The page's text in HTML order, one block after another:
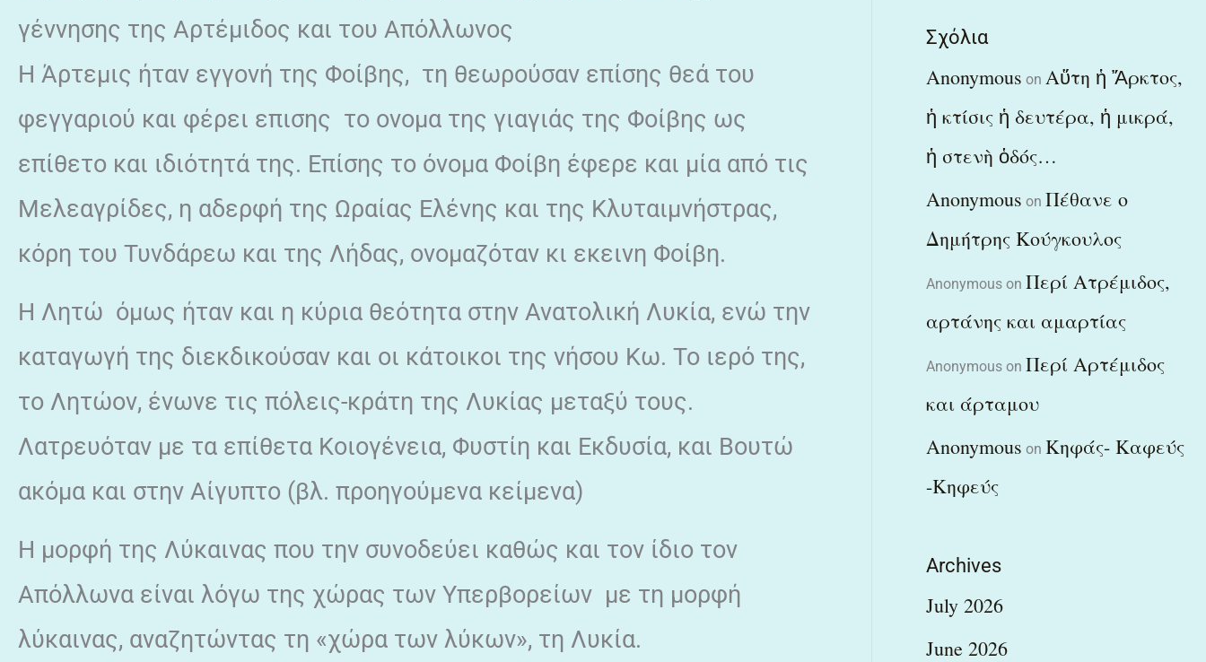
γέννησης της Αρτέμιδος και του Απόλλωνος
Η Άρτεμις ήταν εγγονή της Φοίβης, τη θεωρούσαν επίσης θεά του
φεγγαριού και φέρει επισης το ονομα της γιαγιάς της Φοίβης ως
επίθετο και ιδιότητά της. Επίσης το όνομα Φοίβη έφερε και μία από τις
Μελεαγρίδες, η αδερφή της Ωραίας Ελένης και της Κλυταιμνήστρας,
κόρη του Τυνδάρεω και της Λήδας, ονομαζόταν κι εκεινη Φοίβη.
Η Λητώ όμως ήταν και η κύρια θεότητα στην Ανατολική Λυκία, ενώ την
καταγωγή της διεκδικούσαν και οι κάτοικοι της νήσου Κω. Το ιερό της,
το Λητώον, ένωνε τις πόλεις-κράτη της Λυκίας μεταξύ τους.
Λατρευόταν με τα επίθετα Κοιογένεια, Φυστίη και Εκδυσία, και Βουτώ
ακόμα και στην Αίγυπτο (βλ. προηγούμενα κείμενα)
Η μορφή της Λύκαινας που την συνοδεύει καθώς και τον ίδιο τον
Απόλλωνα είναι λόγω της χώρας των Υπερβορείων με τη μορφή
λύκαινας, αναζητώντας τη «χώρα των λύκων», τη Λυκία.
Σχόλια
Anonymous on Αὕτη ἡ Ἄρκτος,
ἡ κτίσις ἡ δευτέρα, ἡ μικρά,
ἡ στενὴ ὁδός…
Anonymous on Πέθανε ο
Δημήτρης Κούγκουλος
Anonymouson Περί Ατρέμιδος,
αρτάνης και αμαρτίας
Anonymouson Περί Αρτέμιδος
και άρταμου
Anonymous on Κηφάς- Καφεύς
-Κηφεύς
Archives
July 2026
June 2026